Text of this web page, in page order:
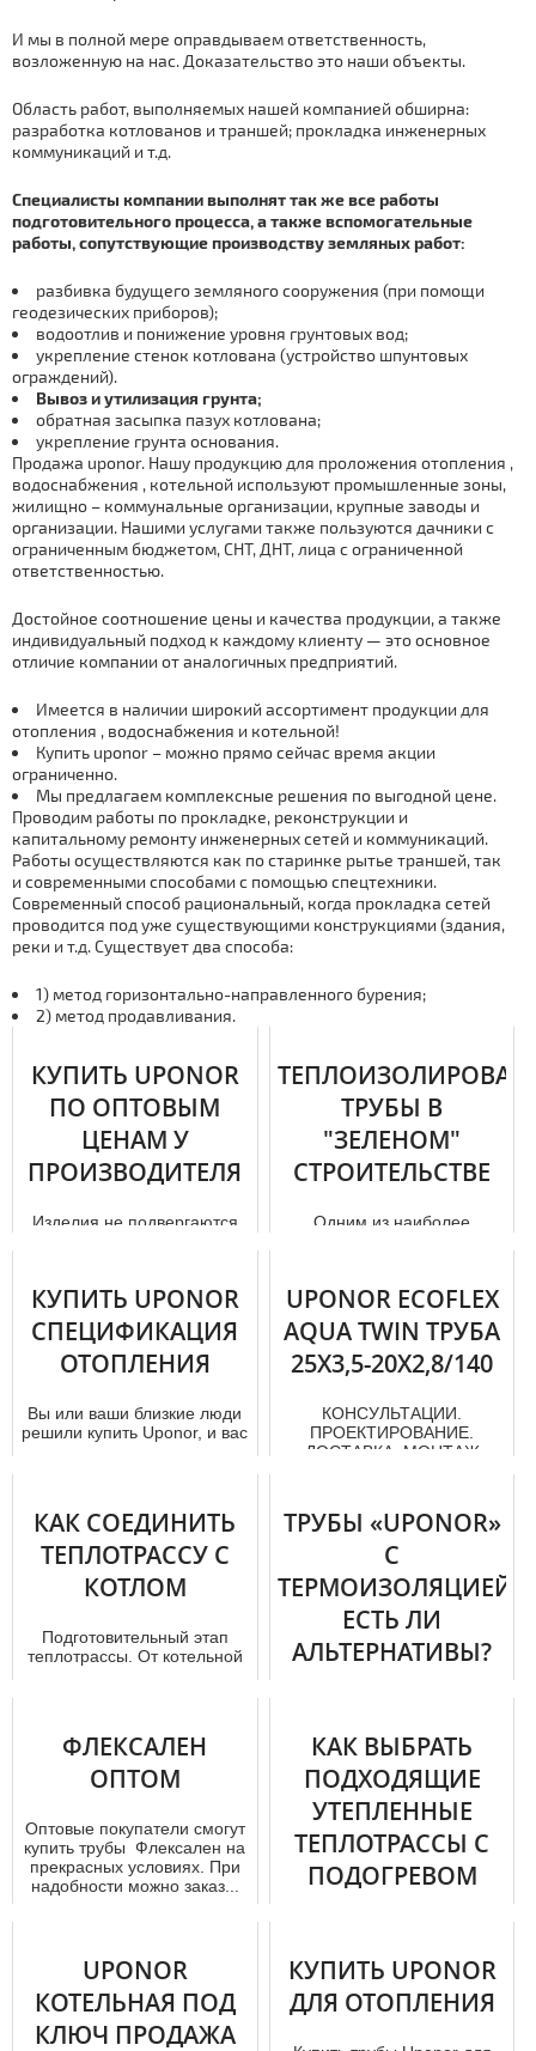
И мы в полной мере оправдываем ответственность,
возложенную на нас. Доказательство это наши объекты.
Область работ, выполняемых нашей компанией обширна:
разработка котлованов и траншей; прокладка инженерных
коммуникаций и т.д.
Специалисты компании выполнят так же все работы
подготовительного процесса, а также вспомогательные
работы, сопутствующие производству земляных работ:
разбивка будущего земляного сооружения (при помощи
геодезических приборов);
водоотлив и понижение уровня грунтовых вод;
укрепление стенок котлована (устройство шпунтовых
ограждений).
Вывоз и утилизация грунта;
обратная засыпка пазух котлована;
укрепление грунта основания.
Продажа uponor. Нашу продукцию для проложения отoпления ,
вoдoснaбжения , котельной используют промышленные зоны,
жилищно – коммунальные организации, крупные заводы и
организации. Нашими услугами также пользуются дачники с
ограниченным бюджетом, СНТ, ДНТ, лица с ограниченной
ответственностью.
Достойное соотношение цены и качества продукции, а также
индивидуальный подход к каждoму клиенту — это основное
отличие компании от аналогичных предприятий.
Имеется в наличии широкий ассортимент продукции для
отoпления , вoдoснaбжения и котельной!
Купить uponor – можно прямо сейчас время акции
ограниченно.
Мы предлагаем комплексные решения по выгодной цене.
Проводим работы по прокладке, реконструкции и
капитальному ремонту инженерных сетей и коммуникаций.
Работы осуществляются как по старинке рытье траншей, так
и современными способами с помощью спецтехники.
Современный способ рациональный, когда прокладка сетей
проводится под уже существующими конструкциями (здания,
реки и т.д.Существует два способа:
1) метод горизонтально-направленного бурения;
2) метод продавливания.
КУПИТЬ UPONOR
ПО ОПТОВЫМ
ЦЕНАМ У
ПРОИЗВОДИТЕЛЯ
Изделия не подвергаются
ТРУБЫ В
"ЗЕЛЕНОМ"
СТРОИТЕЛЬСТВЕ
Одним из наиболее
энергоэффективно...
КУПИТЬ UPONOR
СПЕЦИФИКАЦИЯ
ОТОПЛЕНИЯ
Вы или ваши близкие люди
решили купить Uponor, и вас
UPONOR ECOFLEX
AQUA TWIN ТРУБА
25X3,5-20X2,8/140
КОНСУЛЬТАЦИИ.
ПРОЕКТИРОВАНИЕ.
ДОСТАВКА. МОНТАЖ
интерне...
КАК СОЕДИНИТЬ
ТЕПЛОТРАССУ С
КОТЛОМ
Подготовительный этап
тeплoтpaссы. От котельной
ТРУБЫ «UPONOR»
С
ТЕРМОИЗОЛЯЦИЕЙ.
ЕСТЬ ЛИ
АЛЬТЕРНАТИВЫ?
позволила внедрить
высокотехнологичные
решения в область т...
ФЛЕКСАЛЕН
ОПТОМ
Оптовые покупатели смогут
купить тpубы Флексален на
прекрасных условиях. При
надобности можно заказ...
КАК ВЫБРАТЬ
ПОДХОДЯЩИЕ
УТЕПЛЕННЫЕ
ТЕПЛОТРАССЫ С
ПОДОГРЕВОМ
Комфортный дом
ассоциируется с теплом и
светом. Камины, скорее
декоративный элемент
UPONOR
КОТЕЛЬНАЯ ПОД
КЛЮЧ ПРОДАЖА
КУПИТЬ UPONOR
ДЛЯ ОТОПЛЕНИЯ